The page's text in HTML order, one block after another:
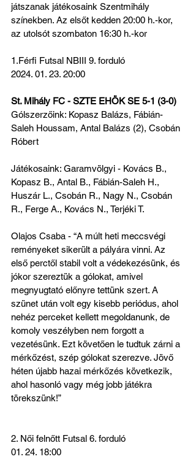
játszanak játékosaink Szentmihály
színekben. Az elsőt kedden 20:00 h.-kor,
az utolsót szombaton 16:30 h.-kor
1.Férfi Futsal NBIII 9. forduló
2024. 01. 23. 20:00
St. Mihály FC - SZTE EHÖK SE 5-1 (3-0)
Gólszerzőink: Kopasz Balázs, Fábián-
Saleh Houssam, Antal Balázs (2), Csobán
Róbert
Játékosaink: Garamvölgyi - Kovács B.,
Kopasz B., Antal B., Fábián-Saleh H.,
Huszár L., Csobán R., Nagy N., Csobán
R., Ferge A., Kovács N., Terjéki T.
Olajos Csaba - “A múlt heti meccsvégi
reményeket sikerült a pályára vinni. Az
első perctől stabil volt a védekezésünk, és
jókor szereztük a gólokat, amivel
megnyugtató előnyre tettünk szert. A
szünet után volt egy kisebb periódus, ahol
nehéz perceket kellett megoldanunk, de
komoly veszélyben nem forgott a
vezetésünk. Ezt követően le tudtuk zárni a
mérkőzést, szép gólokat szerezve. Jövő
héten újabb hazai mérkőzés következik,
ahol hasonló vagy még jobb játékra
törekszünk!”
2. Női felnőtt Futsal 6. forduló
01. 24. 18:00